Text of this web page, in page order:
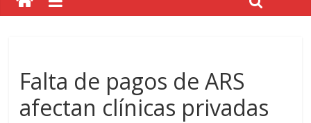
Falta de pagos de ARS
afectan clínicas privadas